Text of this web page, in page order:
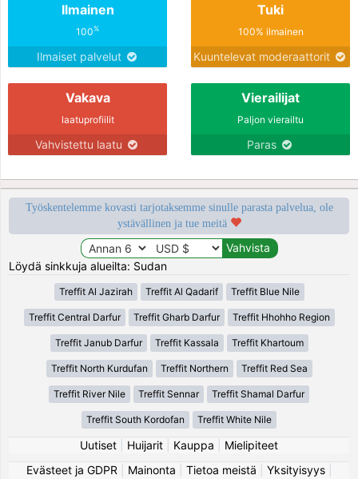
Ilmainen
100%
Ilmaiset palvelut
Tuki
100% ilmainen
Kuuntelevat moderaattorit
Vakava
laatuprofiilit
Vahvistettu laatu
Vierailijat
Paljon vierailtu
Paras
Työskentelemme kovasti tarjotaksemme sinulle parasta palvelua, ole
ystävällinen ja tue meitä
Löydä sinkkuja alueilta: Sudan
Treffit Al Jazirah Treffit Al Qadarif Treffit Blue Nile
Treffit Central Darfur Treffit Gharb Darfur Treffit Hhohho Region
Treffit Janub Darfur Treffit Kassala Treffit Khartoum
Treffit North Kurdufan Treffit Northern Treffit Red Sea
Treffit River Nile Treffit Sennar Treffit Shamal Darfur
Treffit South Kordofan Treffit White Nile
Uutiset Huijarit Kauppa
Mielipiteet
Evästeet ja GDPR
Mainonta Tietoa meistä Yksityisyys|